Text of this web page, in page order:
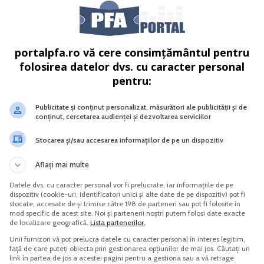
de Evidenta Fiscala PFA
Vreau acest produs →
RIDE-SHARING implicatii fiscale si
evidenta contabila pentru PFA si
Vreau acest produs →
libere;
de proprietate intelectuala, la care impozitul pe venit
in partida simpla
sociale obligatorii pentru indemnizatiile de
portalpfa.ro vă cere consimțământul pentru
folosirea datelor dvs. cu caracter personal
pentru:
Publicitate și conținut personalizat, măsurători ale publicității și de
conținut, cercetarea audienței și dezvoltarea serviciilor
Stocarea și/sau accesarea informațiilor de pe un dispozitiv
Aflați mai multe
Datele dvs. cu caracter personal vor fi prelucrate, iar informațiile de pe
dispozitiv (cookie-uri, identificatori unici și alte date de pe dispozitiv) pot fi
stocate, accesate de și trimise către 198 de parteneri sau pot fi folosite în
mod specific de acest site. Noi și partenerii noștri putem folosi date exacte
de localizare geografică. Lista partenerilor.
Unii furnizori vă pot prelucra datele cu caracter personal în interes legitim,
față de care puteți obiecta prin gestionarea opțiunilor de mai jos. Căutați un
link în partea de jos a acestei pagini pentru a gestiona sau a vă retrage